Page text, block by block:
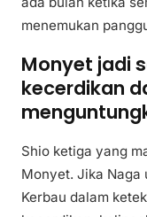
menemukan
Monyet jadi
kecerdikan
Shio ketiga yang
Monyet. Jika Naga
Kerbau dalam